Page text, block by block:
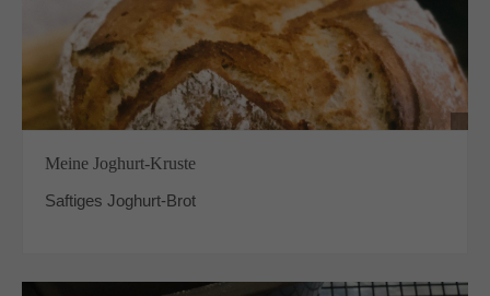
Meine Joghurt-Kruste
Saftiges Joghurt-Brot